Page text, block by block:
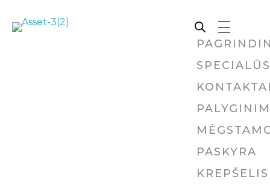
PASKYRA
KREPŠELIS